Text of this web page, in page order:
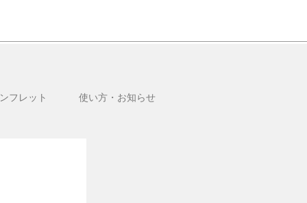
フレット 使い方・お知らせ